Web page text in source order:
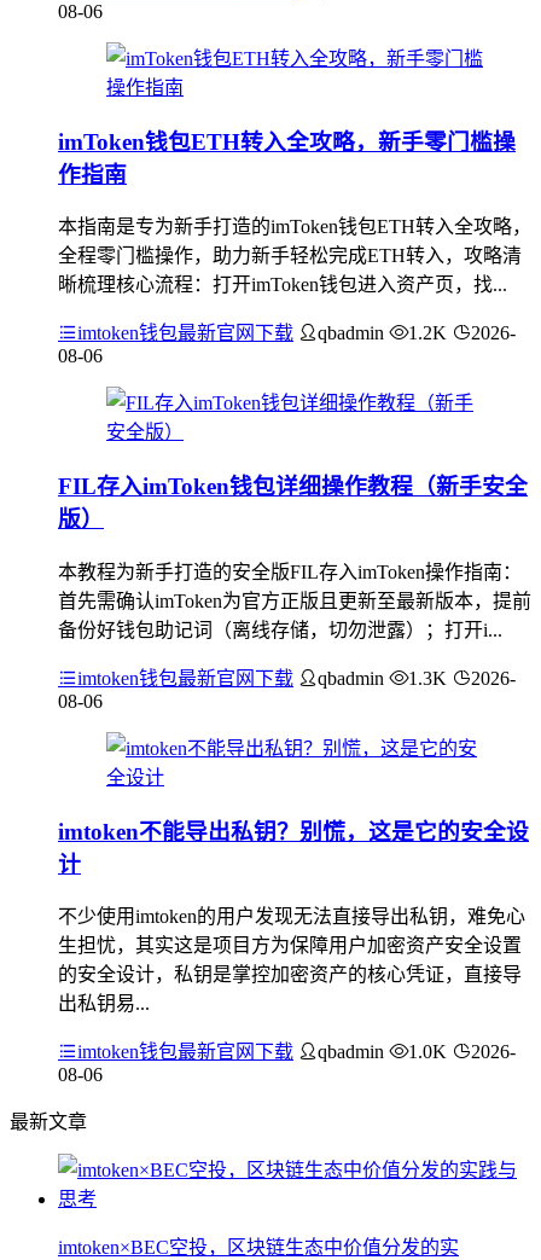
08-06
imToken钱包ETH转入全攻略，新手零门槛操
作指南
本指南是专为新手打造的imToken钱包ETH转入全攻略，
全程零门槛操作，助力新手轻松完成ETH转入，攻略清
晰梳理核心流程：打开imToken钱包进入资产页，找...
imtoken钱包最新官网下载 qbadmin 1.2K
2026-
08-06
FIL存入imToken钱包详细操作教程（新手安全
版）
本教程为新手打造的安全版FIL存入imToken操作指南：
首先需确认imToken为官方正版且更新至最新版本，提前
备份好钱包助记词（离线存储，切勿泄露）；打开i...
imtoken钱包最新官网下载 qbadmin 1.3K
2026-
08-06
imtoken不能导出私钥？别慌，这是它的安全设
计
不少使用imtoken的用户发现无法直接导出私钥，难免心
生担忧，其实这是项目方为保障用户加密资产安全设置
的安全设计，私钥是掌控加密资产的核心凭证，直接导
出私钥易...
imtoken钱包最新官网下载 qbadmin 1.0K
2026-
08-06
最新文章
imtoken×BEC空投，区块链生态中价值分发的实